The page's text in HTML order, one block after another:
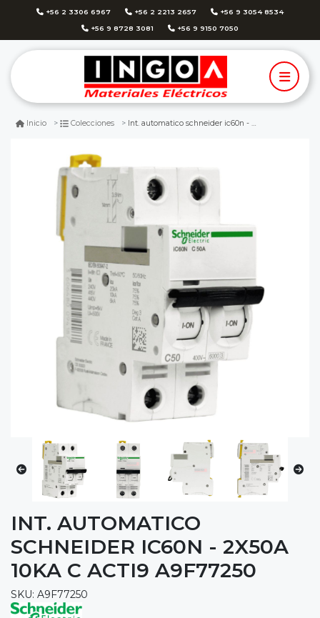
+56 2 3306 6967 +56 2 2213 2657 +56 9 3054 8534
+56 9 8728 3081 +56 9 9150 7050
Inicio Colecciones Int. automatico schneider ic60n - 2x50a 10ka c acti9 a9f77250
INT. AUTOMATICO
SCHNEIDER IC60N - 2X50A
10KA C ACTI9 A9F77250
SKU: A9F77250